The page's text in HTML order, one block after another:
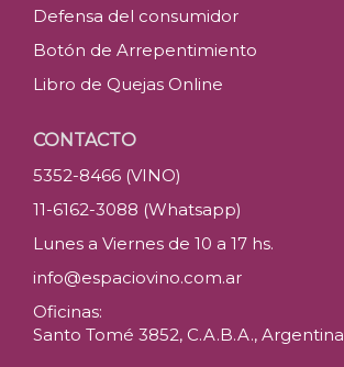
Defensa del consumidor
Botón de Arrepentimiento
Libro de Quejas Online
CONTACTO
5352-8466 (VINO)
11-6162-3088 (Whatsapp)
Lunes a Viernes de 10 a 17 hs.
info@espaciovino.com.ar
Oficinas:
Santo Tomé 3852, C.A.B.A., Argentina